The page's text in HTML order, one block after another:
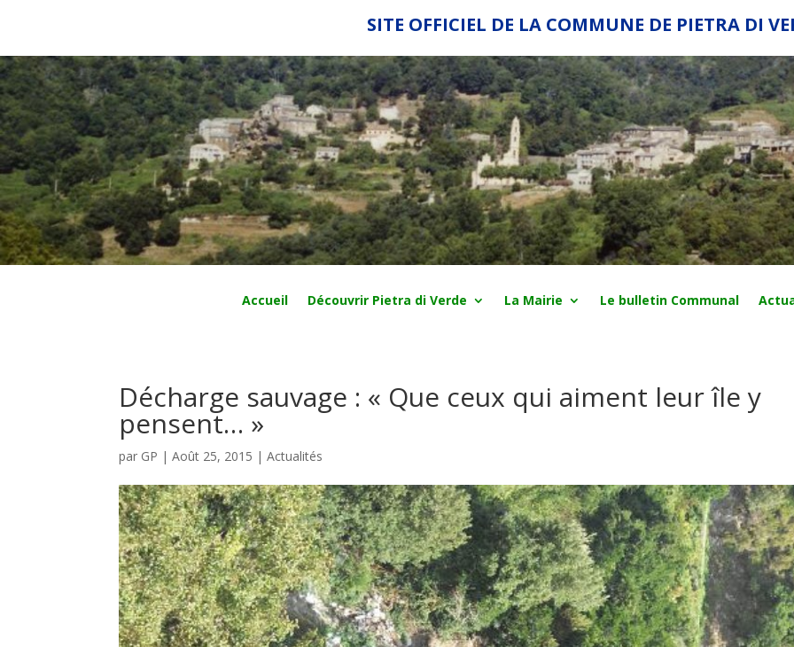
SITE OFFICIEL DE LA COMMUNE DE PIETRA DI
Accueil Découvrir Pietra di Verde La Mairie Le bulletin Communal
Décharge sauvage : « Que ceux qui aiment leur île y
pensent… »
par GP |Août 25, 2015 |Actualités